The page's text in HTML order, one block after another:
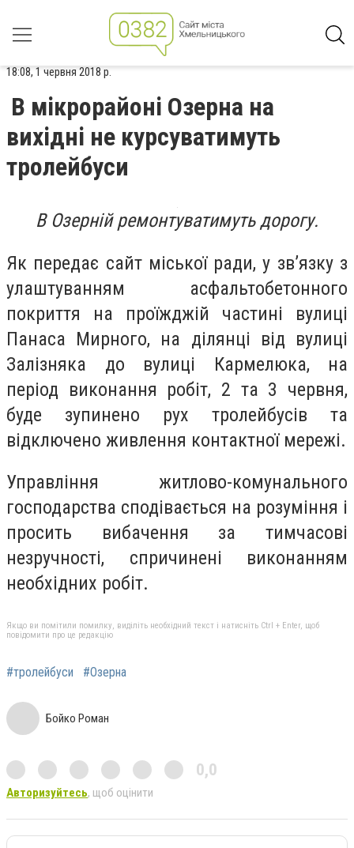
18:08, 1 червня 2018 р.
В мікрорайоні Озерна на
вихідні не курсуватимуть
тролейбуси
В Озерній ремонтуватимуть дорогу.
Як передає сайт міської ради, у зв’язку з
улаштуванням асфальтобетонного
покриття на проїжджій частині вулиці
Панаса Мирного, на ділянці від вулиці
Залізняка до вулиці Кармелюка, на
період виконання робіт, 2 та 3 червня,
буде зупинено рух тролейбусів та
відключено живлення контактної мережі.
Управління житлово-комунального
господарства сподівається на розуміння і
просить вибачення за тимчасові
незручності, спричинені виконанням
необхідних робіт.
Якщо ви помітили помилку, виділіть необхідний текст і натисніть Ctrl + Enter, щоб
повідомити про це редакцію
#тролейбуси #Озерна
Бойко Роман
0,0
Авторизуйтесь, щоб оцінити